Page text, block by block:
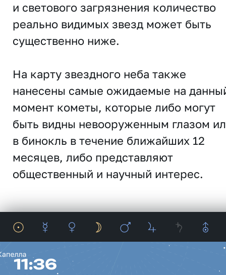
и светового загрязнения количество
реально видимых звезд может быть
существенно ниже.
На карту звездного неба также
нанесены самые ожидаемые на
момент кометы, которые либо могут
быть видны невооруженным глазом
в бинокль в течение ближайших 12
месяцев, либо представляют
общественный и научный интерес.